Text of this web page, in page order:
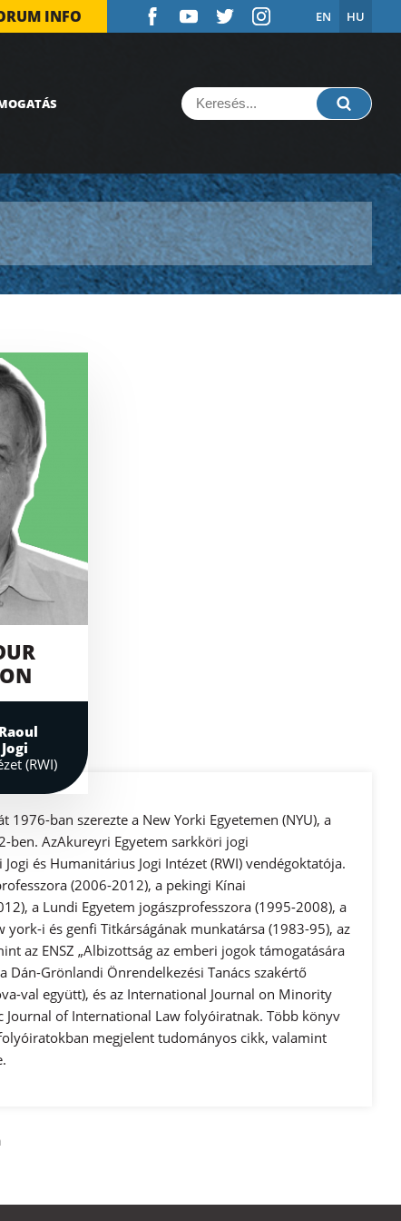
INFO EN HU
(RWI)
ban szerezte a New Yorki Egyetemen (NYU), a
AzAkureyri Egyetem sarkköri jogi
és Humanitárius Jogi Intézet (RWI) vendégoktatója.
(2006-2012), a pekingi Kínai
a Lundi Egyetem jogászprofesszora (1995-2008), a
york-i és genfi Titkárságának munkatársa (1983-95), az
az ENSZ „Albizottság az emberi jogok támogatására
Dán-Grönlandi Önrendelkezési Tanács szakértő
val együtt), és az International Journal on Minority
of International Law folyóiratnak. Több könyv
megjelent tudományos cikk, valamint